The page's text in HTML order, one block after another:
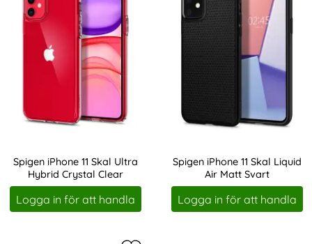
Spigen iPhone 11 Skal Ultra
Hybrid Crystal Clear
Art. nr 232491
Logga in för att handla
Spigen iPhone 11 Skal Liquid
Air Matt Svart
Art. nr 232493
Logga in för att handla